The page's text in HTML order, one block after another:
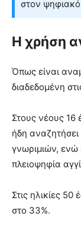
στον
Η χρήση
Όπως είναι
διαδεδομένη
Στους νέους 16
ήδη
γνωριμιών,
πλειοψηφία
Στις ηλικίες
στο 33%.